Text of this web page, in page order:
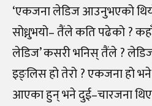
‘एकजना लेडिज आउनुभएको
सोध्नुभयो– तैंले कति पढेको ?
लेडिज’ कसरी भनिस् तैंले ?
इङ्लिस हो तेरो ? एकजना हो
आएका हुन् भने दुई–चारजना थिए